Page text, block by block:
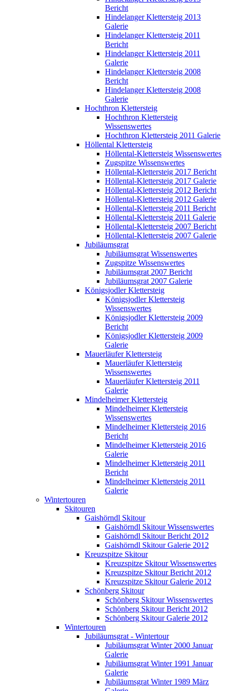
Bericht
Hindelanger Klettersteig 2013
Galerie
Hindelanger Klettersteig 2011
Bericht
Hindelanger Klettersteig 2011
Galerie
Hindelanger Klettersteig 2008
Bericht
Hindelanger Klettersteig 2008
Galerie
Hochthron Klettersteig
Hochthron Klettersteig
Wissenswertes
Hochthron Klettersteig 2011 Galerie
Höllental Klettersteig
Höllental-Klettersteig Wissenswertes
Zugspitze Wissenswertes
Höllental-Klettersteig 2017 Bericht
Höllental-Klettersteig 2017 Galerie
Höllental-Klettersteig 2012 Bericht
Höllental-Klettersteig 2012 Galerie
Höllental-Klettersteig 2011 Bericht
Höllental-Klettersteig 2011 Galerie
Höllental-Klettersteig 2007 Bericht
Höllental-Klettersteig 2007 Galerie
Jubiläumsgrat
Jubiläumsgrat Wissenswertes
Zugspitze Wissenswertes
Jubiläumsgrat 2007 Bericht
Jubiläumsgrat 2007 Galerie
Königsjodler Klettersteig
Königsjodler Klettersteig
Wissenswertes
Königsjodler Klettersteig 2009
Bericht
Königsjodler Klettersteig 2009
Galerie
Mauerläufer Klettersteig
Mauerläufer Klettersteig
Wissenswertes
Mauerläufer Klettersteig 2011
Galerie
Mindelheimer Klettersteig
Mindelheimer Klettersteig
Wissenswertes
Mindelheimer Klettersteig 2016
Bericht
Mindelheimer Klettersteig 2016
Galerie
Mindelheimer Klettersteig 2011
Bericht
Mindelheimer Klettersteig 2011
Galerie
Wintertouren
Skitouren
Gaishörndl Skitour
Gaishörndl Skitour Wissenswertes
Gaishörndl Skitour Bericht 2012
Gaishörndl Skitour Galerie 2012
Kreuzspitze Skitour
Kreuzspitze Skitour Wissenswertes
Kreuzspitze Skitour Bericht 2012
Kreuzspitze Skitour Galerie 2012
Schönberg Skitour
Schönberg Skitour Wissenswertes
Schönberg Skitour Bericht 2012
Schönberg Skitour Galerie 2012
Wintertouren
Jubiläumsgrat - Wintertour
Jubiläumsgrat Winter 2000 Januar
Galerie
Jubiläumsgrat Winter 1991 Januar
Galerie
Jubiläumsgrat Winter 1989 März